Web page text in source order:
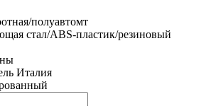
полуавтомт
стал/ABS-пластик/резиновый
Италия